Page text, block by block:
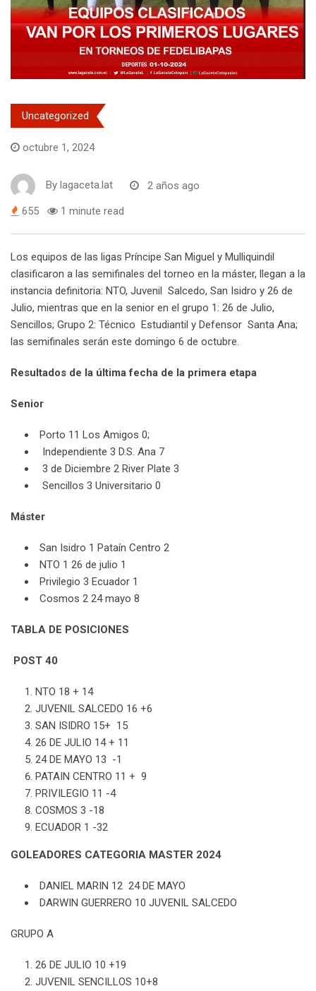
Uncategorized
octubre 1, 2024
By lagaceta.lat 2 años ago
655 1 minute read
Los equipos de las ligas Príncipe San Miguel y Mulliquindil
clasificaron a las semifinales del torneo en la máster, llegan a la
instancia definitoria: NTO, Juvenil Salcedo, San Isidro y 26 de
Julio, mientras que en la senior en el grupo 1: 26 de Julio,
Sencillos; Grupo 2: Técnico Estudiantil y Defensor Santa Ana;
las semifinales serán este domingo 6 de octubre.
Resultados de la última fecha de la primera etapa
Senior
Porto 11 Los Amigos 0;
Independiente 3 D.S. Ana 7
3 de Diciembre 2 River Plate 3
Sencillos 3 Universitario 0
Máster
San Isidro 1 Pataín Centro 2
NTO 1 26 de julio 1
Privilegio 3 Ecuador 1
Cosmos 2 24 mayo 8
TABLA DE POSICIONES
POST 40
NTO 18 + 14
JUVENIL SALCEDO 16 +6
SAN ISIDRO 15+ 15
26 DE JULIO 14 + 11
24 DE MAYO 13 -1
PATAIN CENTRO 11 + 9
PRIVILEGIO 11 -4
COSMOS 3 -18
ECUADOR 1 -32
GOLEADORES CATEGORIA MASTER 2024
DANIEL MARIN 12 24 DE MAYO
DARWIN GUERRERO 10 JUVENIL SALCEDO
GRUPO A
26 DE JULIO 10 +19
JUVENIL SENCILLOS 10+8